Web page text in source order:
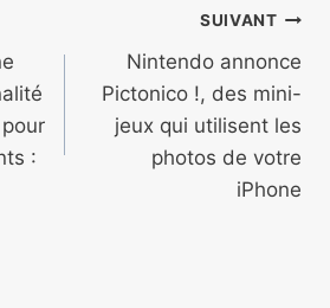
:
SUIVANT
Nintendo annonce
Pictonico !, des mini-
jeux qui utilisent les
photos de votre
iPhone